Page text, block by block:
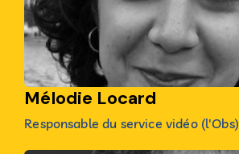
Mélodie Locard
Responsable du service vidéo (l'Obs)